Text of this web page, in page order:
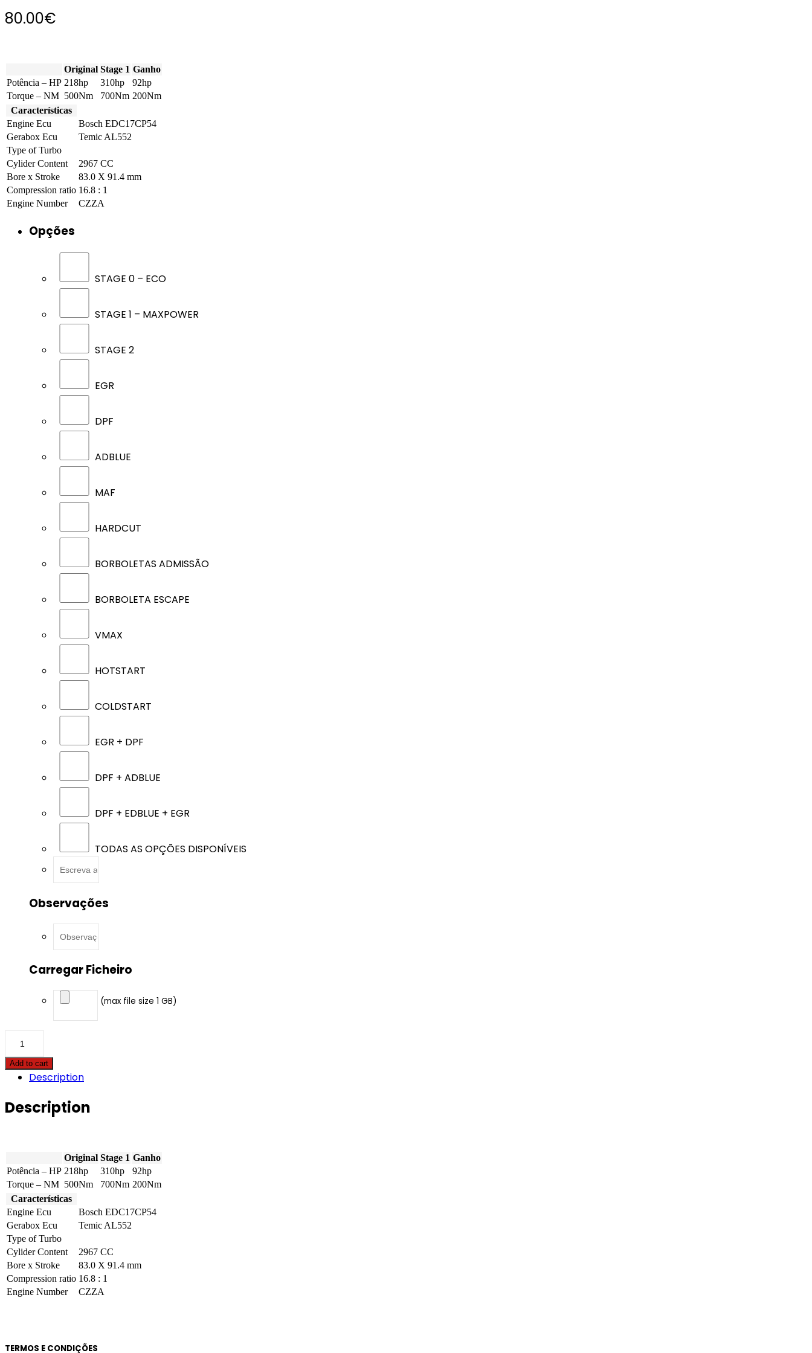
80.00€
Original Stage 1 Ganho
Potência – HP 218hp 310hp
92hp
Torque – NM 500Nm 700Nm 200Nm
Características
Engine Ecu
Bosch EDC17CP54
Gerabox Ecu
Temic AL552
Type of Turbo
Cylider Content
2967 CC
Bore x Stroke
83.0 X 91.4 mm
Compression ratio 16.8 : 1
Engine Number
CZZA
Opções
STAGE 0 – ECO
STAGE 1 – MAXPOWER
STAGE 2
EGR
DPF
ADBLUE
MAF
HARDCUT
BORBOLETAS ADMISSÃO
BORBOLETA ESCAPE
VMAX
HOTSTART
COLDSTART
EGR + DPF
DPF + ADBLUE
DPF + EDBLUE + EGR
TODAS AS OPÇÕES DISPONÍVEIS
Observações
Carregar Ficheiro
(max file size 1 GB)
Q7
-
CR
218hp
Add to cart
Description
Description
Original Stage 1 Ganho
Potência – HP 218hp 310hp
92hp
Torque – NM 500Nm 700Nm 200Nm
Características
Engine Ecu
Bosch EDC17CP54
Gerabox Ecu
Temic AL552
Type of Turbo
Cylider Content
2967 CC
Bore x Stroke
83.0 X 91.4 mm
Compression ratio 16.8 : 1
Engine Number
CZZA
TERMOS E CONDIÇÕES